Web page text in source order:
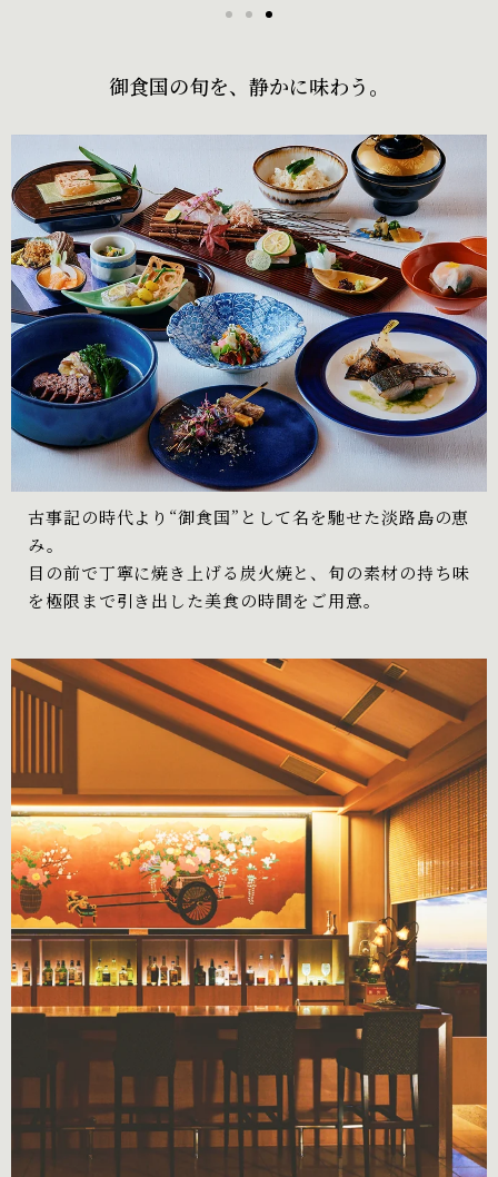
御食国の旬を、静かに味わう。
古事記の時代より“御食国”として名を馳せた淡路島の恵
み。
目の前で丁寧に焼き上げる炭火焼と、旬の素材の持ち味
を極限まで引き出した美食の時間をご用意。